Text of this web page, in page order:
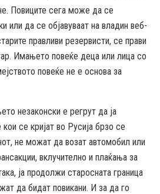
Повиците сега може да се
или да се објавуваат на владин веб-
правливи резервисти, се прави
Имањето повеќе деца или лица со
повеќе не е основа за
незаконски е регрут да ја
се кријат во Русија брзо се
не можат да возат автомобил или
вклучително и плаќања за
ја продолжи старосната граница
да бидат повикани. И за да го